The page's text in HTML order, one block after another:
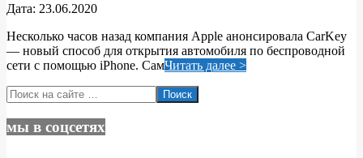
2020-
23
Дата: 23.06.2020
Несколько часов назад компания Apple анонсировала CarKey
— новый способ для открытия автомобиля по беспроводной
сети с помощью iPhone. СамЧитать далее >
Поиск
мы в соцсетях